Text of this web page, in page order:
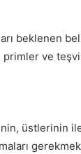
beklenen
ve
üstlerinin